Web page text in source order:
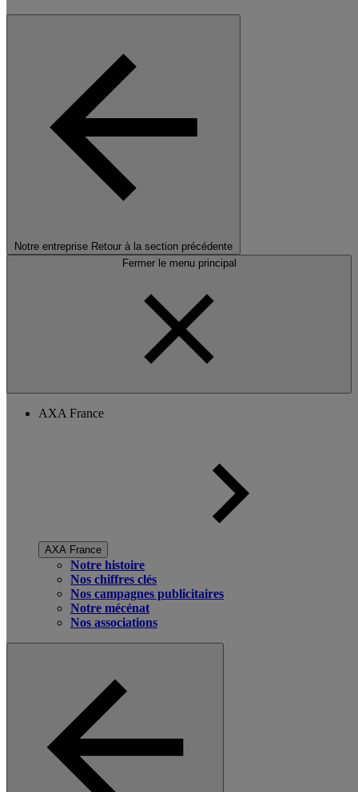
Notre entreprise Retour à la section précédente
Fermer le menu principal
AXA France
AXA France
Notre histoire
Nos chiffres clés
Nos campagnes publicitaires
Notre mécénat
Nos associations